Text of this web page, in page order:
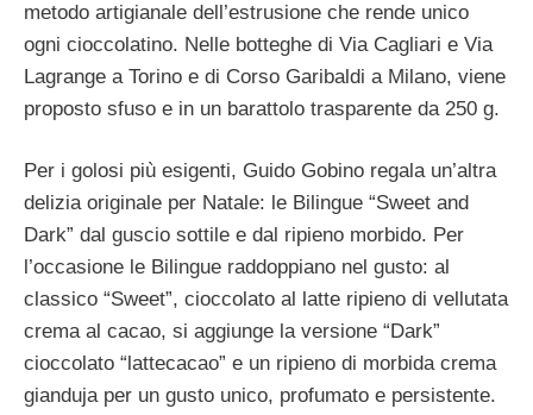
metodo artigianale dell’estrusione che rende unico
ogni cioccolatino. Nelle botteghe di Via Cagliari e Via
Lagrange a Torino e di Corso Garibaldi a Milano, viene
proposto sfuso e in un barattolo trasparente da 250 g.
Per i golosi più esigenti, Guido Gobino regala un’altra
delizia originale per Natale: le Bilingue “Sweet and
Dark” dal guscio sottile e dal ripieno morbido. Per
l’occasione le Bilingue raddoppiano nel gusto: al
classico “Sweet”, cioccolato al latte ripieno di vellutata
crema al cacao, si aggiunge la versione “Dark”
cioccolato “lattecacao” e un ripieno di morbida crema
gianduja per un gusto unico, profumato e persistente.